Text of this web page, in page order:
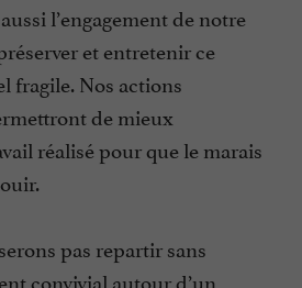
l’engagement de notre
et entretenir ce
fragile. Nos actions
de mieux
réalisé pour que le marais
pas repartir sans
convivial autour d’un